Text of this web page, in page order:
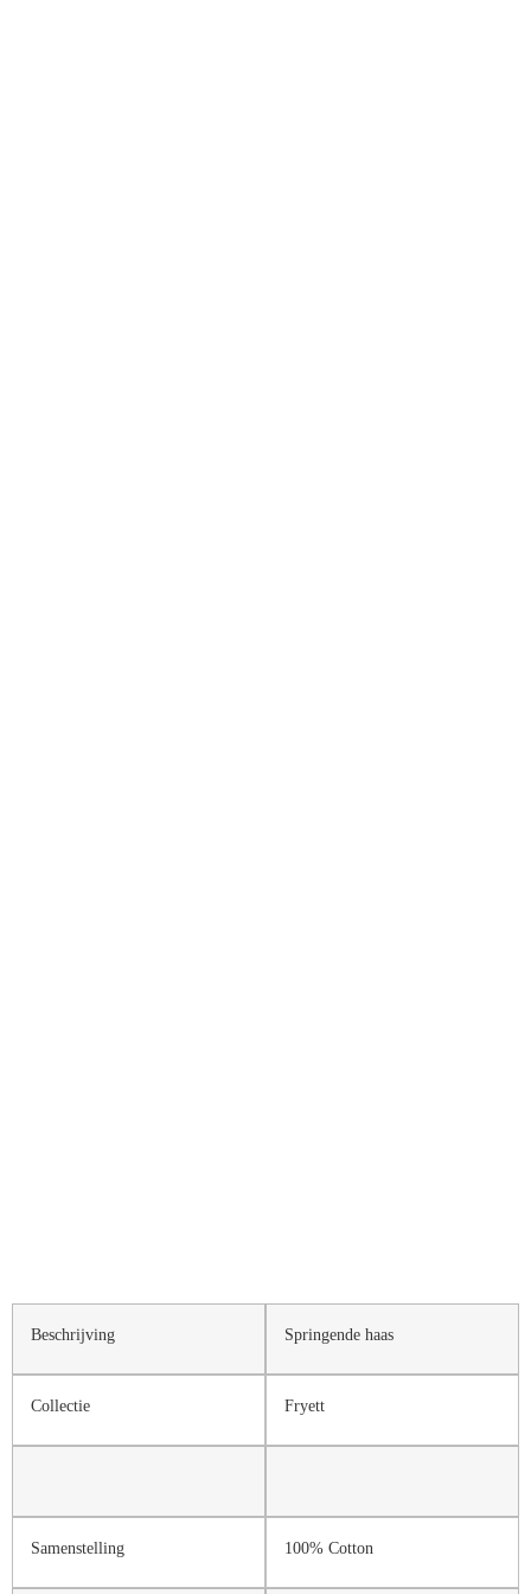
Beschrijving Springende haas
Collectie Fryett
Samenstelling 100% Cotton